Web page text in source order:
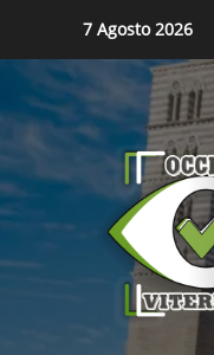
content
7 Agosto 2026